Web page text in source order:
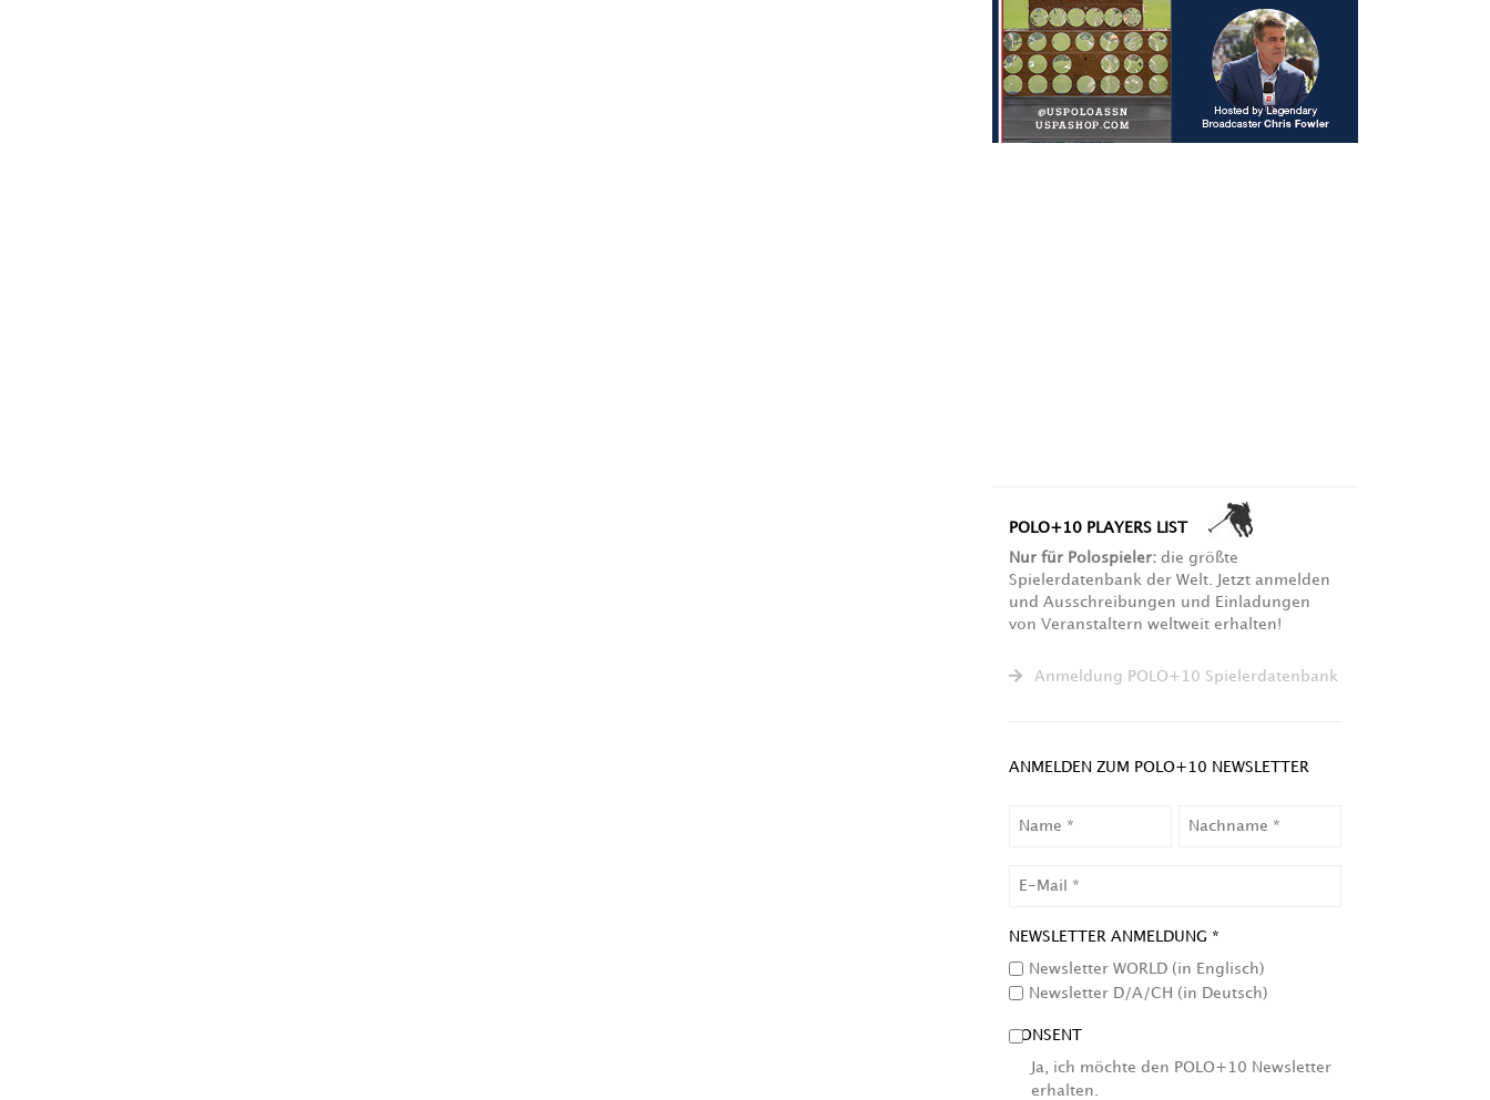
POLO+10 PLAYERS LIST
Nur für Polospieler: die größte
Spielerdatenbank der Welt. Jetzt anmelden
und Ausschreibungen und Einladungen
von Veranstaltern weltweit erhalten!
Anmeldung POLO+10 Spielerdatenbank
ANMELDEN ZUM POLO+10 NEWSLETTER
NEWSLETTER ANMELDUNG *
Newsletter WORLD (in Englisch)
Newsletter D/A/CH (in Deutsch)
CONSENT
Ja, ich möchte den POLO+10 Newsletter
erhalten.